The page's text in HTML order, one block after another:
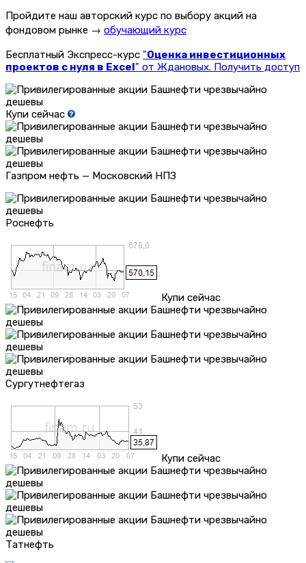
Пройдите наш авторский курс по выбору акций на
фондовом рынке → обучающий курс
Бесплатный Экспресс-курс "Оценка инвестиционных
проектов с нуля в Excel" от Ждановых. Получить доступ
Купи сейчас
Газпром нефть — Московский НПЗ
Роснефть
Купи сейчас
Сургутнефтегаз
Купи сейчас
Татнефть